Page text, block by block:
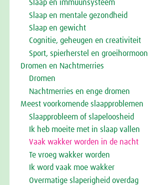
Slaap en immuunsysteem
Slaap en mentale gezondheid
Slaap en gewicht
Cognitie, geheugen en creativiteit
Sport, spierherstel en groeihormoon
Dromen en Nachtmerries
Dromen
Nachtmerries en enge dromen
Meest voorkomende slaapproblemen
Slaapprobleem of slapeloosheid
Ik heb moeite met in slaap vallen
Vaak wakker worden in de nacht
Te vroeg wakker worden
Ik word vaak moe wakker
Overmatige slaperigheid overdag